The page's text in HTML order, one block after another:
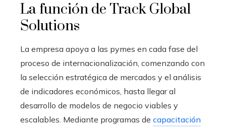
La función de Track Global
Solutions
La empresa apoya a las pymes en cada fase del
proceso de internacionalización, comenzando con
la selección estratégica de mercados y el análisis
de indicadores económicos, hasta llegar al
desarrollo de modelos de negocio viables y
escalables. Mediante programas de capacitación